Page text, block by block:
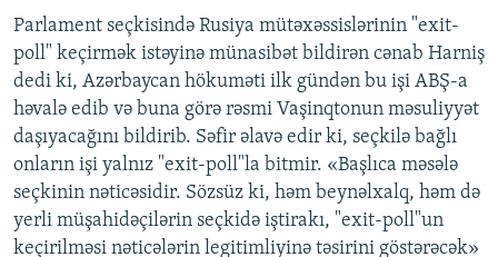
Parlament seçkisində Rusiya mütəxəssislərinin "exit-
poll" keçirmək istəyinə münasibət bildirən cənab Harniş
dedi ki, Azərbaycan hökuməti ilk gündən bu işi ABŞ-a
həvalə edib və buna görə rəsmi Vaşinqtonun məsuliyyət
daşıyacağını bildirib. Səfir əlavə edir ki, seçkilə bağlı
onların işi yalnız "exit-poll"la bitmir. «Başlıca məsələ
seçkinin nəticəsidir. Sözsüz ki, həm beynəlxalq, həm də
yerli müşahidəçilərin seçkidə iştirakı, "exit-poll"un
keçirilməsi nəticələrin legitimliyinə təsirini göstərəcək»